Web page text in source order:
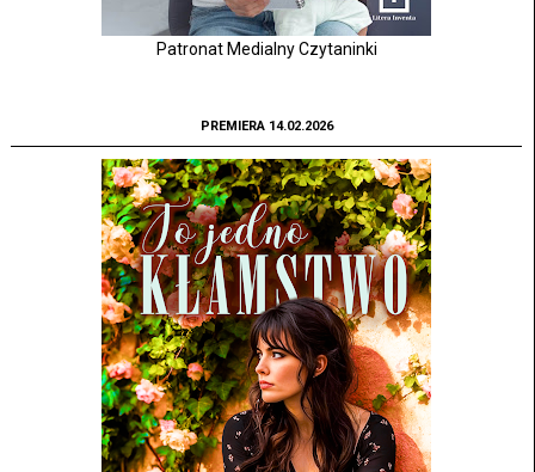
Patronat Medialny Czytaninki
PREMIERA 14.02.2026